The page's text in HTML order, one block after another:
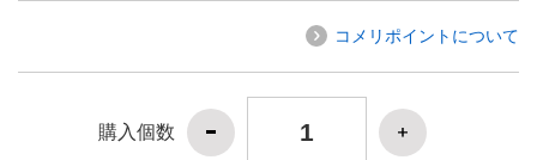
コメリポイントについて
購入個数